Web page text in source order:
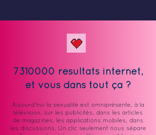
7310000 résultats internet,
et vous dans tout ça ?
Aujourd’hui la sexualité est omniprésente, à la
télévision, sur les publicités, dans les articles
de magazines, les applications mobiles, dans
les discussions. Un clic seulement nous sépare